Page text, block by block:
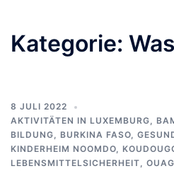
Kategorie:
8 JULI 2022
AKTIVITÄTEN IN LUXEMBURG,
BILDUNG, BURKINA FASO,
KINDERHEIM NOOMDO,
LEBENSMITTELSICHERHEIT,